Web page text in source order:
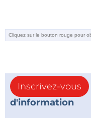
Inscrivez-vous
d'information